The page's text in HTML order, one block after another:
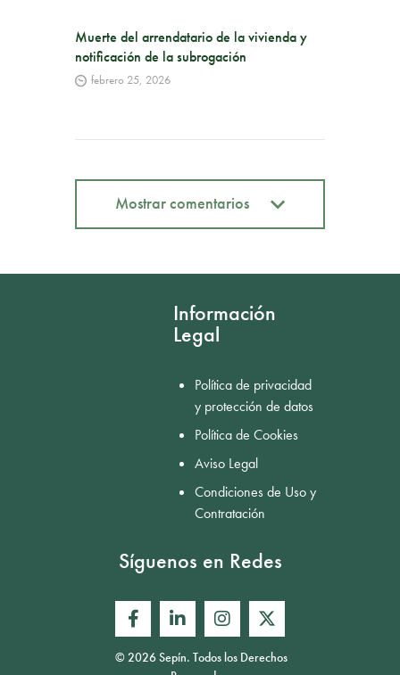
Muerte del arrendatario de la vivienda y
notificación de la subrogación
febrero 25, 2026
Mostrar comentarios
Información
Legal
Política de privacidad
y protección de datos
Política de Cookies
Aviso Legal
Condiciones de Uso y
Contratación
Síguenos en Redes
© 2026 Sepín. Todos los Derechos